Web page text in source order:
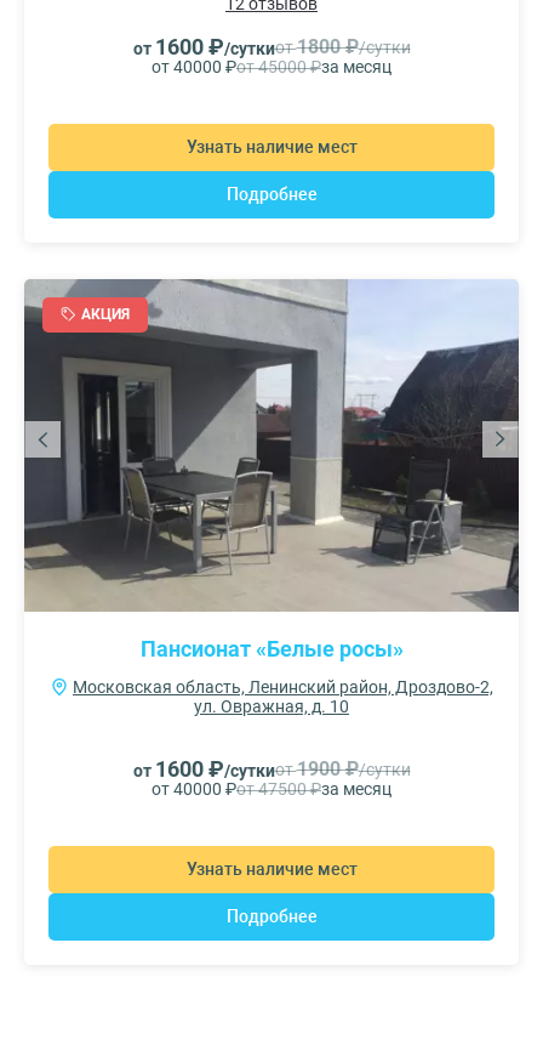
от 1600 ₽/суткиот1800 ₽/сутки
от 40000 ₽от 45000 ₽за месяц
Узнать наличие мест
Подробнее
АКЦИЯ
Пансионат «Белые росы»
Московская область, Ленинский район, Дроздово-2,
ул. Овражная, д. 10
от 1600 ₽/суткиот1900 ₽/сутки
от 40000 ₽от 47500 ₽за месяц
Узнать наличие мест
Подробнее